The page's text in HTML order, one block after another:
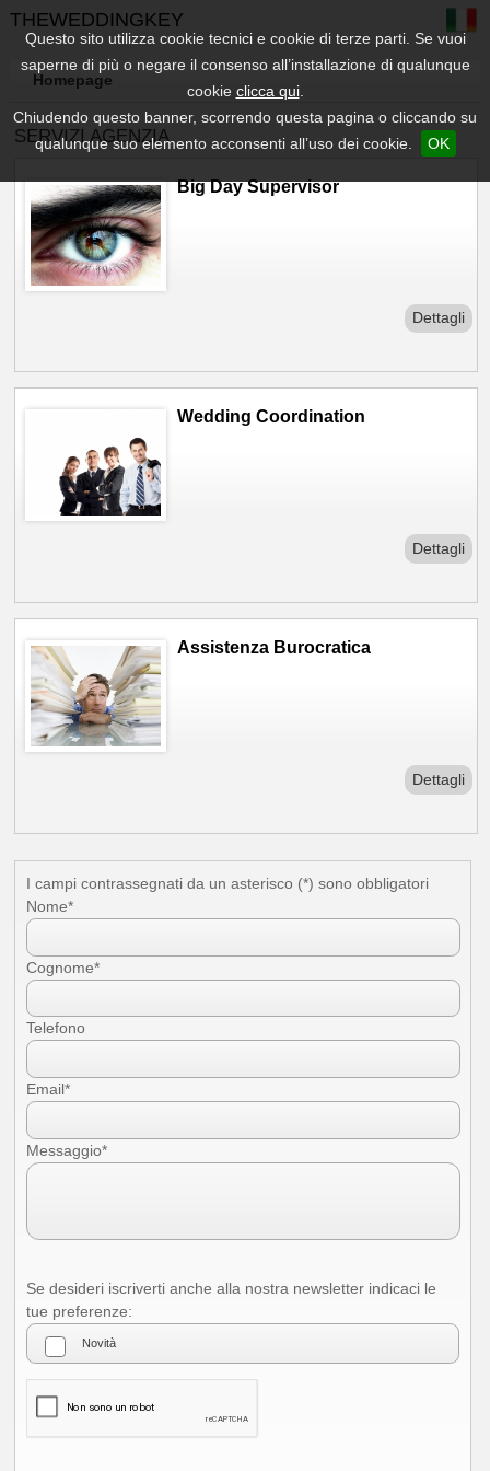
Questo sito utilizza cookie tecnici e cookie di terze parti. Se vuoi
saperne di più o negare il consenso all’installazione di qualunque
cookie clicca qui.
Chiudendo questo banner, scorrendo questa pagina o cliccando su
qualunque suo elemento acconsenti all’uso dei cookie.
OK
THEWEDDINGKEY
Homepage
SERVIZI AGENZIA
Big Day Supervisor
Dettagli
Wedding Coordination
Dettagli
Assistenza Burocratica
Dettagli
I campi contrassegnati da un asterisco (*) sono obbligatori
Nome*
Cognome*
Telefono
Email*
Messaggio*
Se desideri iscriverti anche alla nostra newsletter indicaci le
tue preferenze: